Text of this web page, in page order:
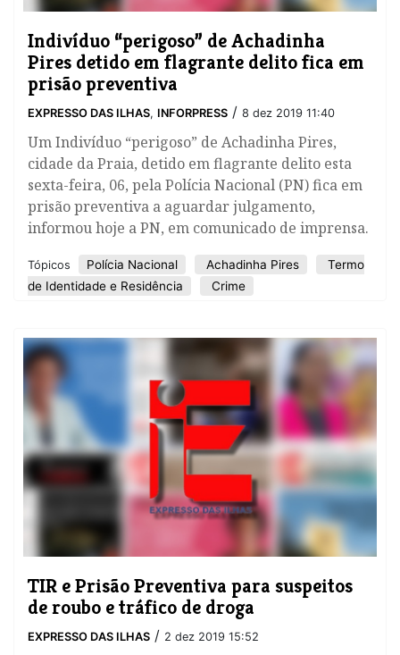
Indivíduo “perigoso” de Achadinha
Pires detido em flagrante delito fica em
prisão preventiva
EXPRESSO DAS ILHAS, INFORPRESS / 8 dez 2019 11:40
Um Indivíduo “perigoso” de Achadinha Pires,
cidade da Praia, detido em flagrante delito esta
sexta-feira, 06, pela Polícia Nacional (PN) fica em
prisão preventiva a aguardar julgamento,
informou hoje a PN, em comunicado de imprensa.
Tópicos Polícia Nacional Achadinha Pires
Termo
de Identidade e Residência
Crime
TIR e Prisão Preventiva para suspeitos
de roubo e tráfico de droga
EXPRESSO DAS ILHAS / 2 dez 2019 15:52